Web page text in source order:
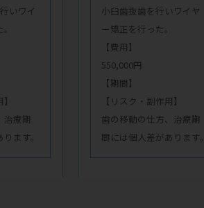
ワイヤ
治療期
ます。
非抜歯でインビザライン
による治療を行った。
【費用】
682,000円
【期間】
【リスク・副作用】
歯の移動の仕方、治療期
間には個人差があります。